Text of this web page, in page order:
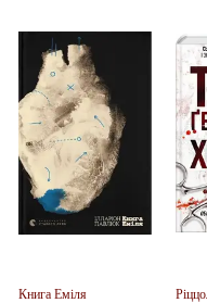
Книга Еміля